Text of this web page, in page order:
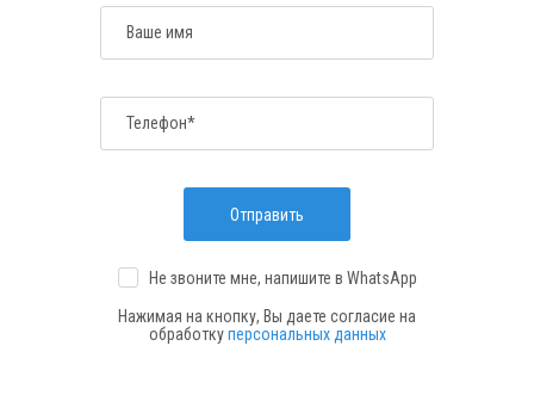
Ваше имя
Телефон*
Отправить
Не звоните мне, напишите в WhatsApp
Нажимая на кнопку, Вы даете согласие на
обработкуперсональных данных